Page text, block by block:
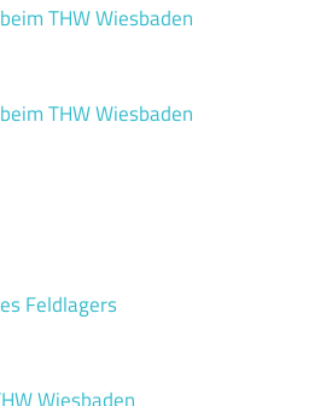
THW Wiesbaden
THW Wiesbaden
Feldlagers